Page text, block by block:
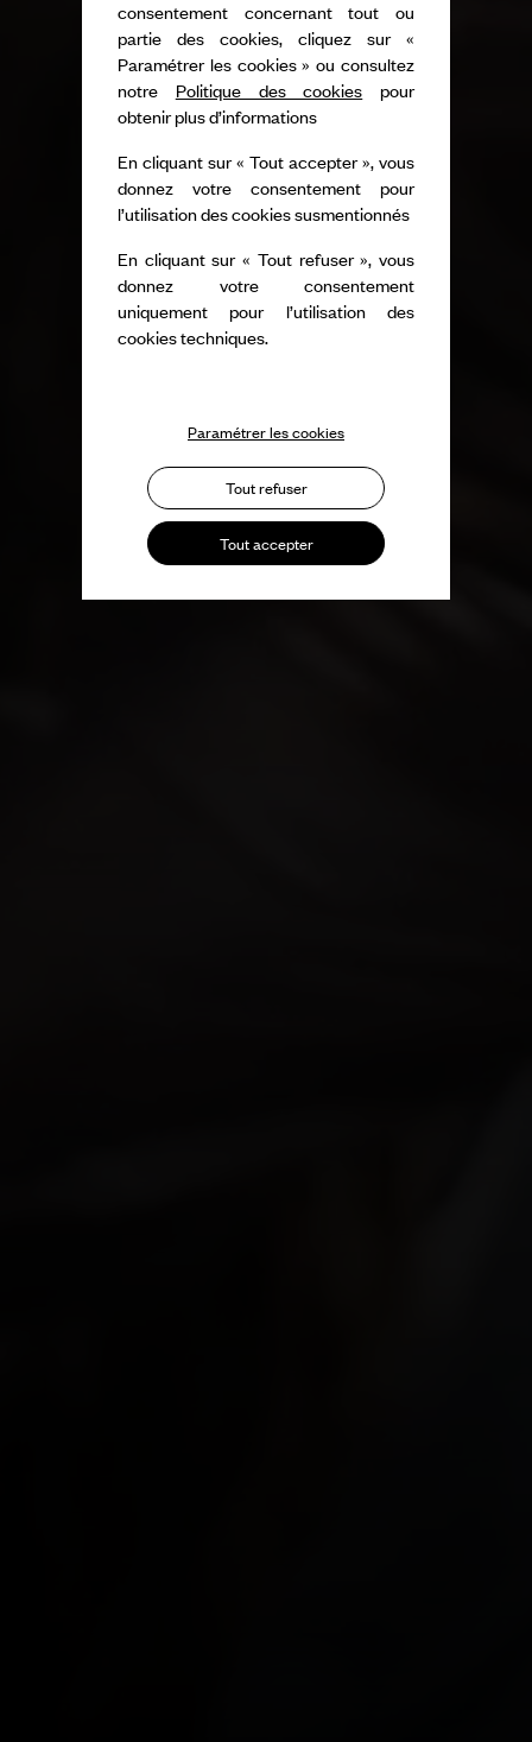
consentement concernant tout ou
partie des cookies, cliquez sur «
Paramétrer les cookies » ou consultez
notre Politique des cookies pour
obtenir plus d’informations
En cliquant sur « Tout accepter », vous
donnez votre consentement pour
l’utilisation des cookies susmentionnés
En cliquant sur « Tout refuser », vous
donnez votre consentement
uniquement pour l’utilisation des
cookies techniques.
Paramétrer les cookies
Tout refuser
Tout accepter